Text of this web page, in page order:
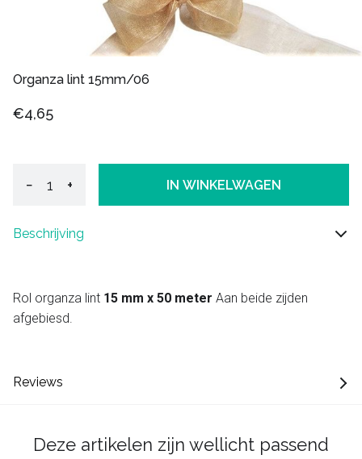
Organza lint 15mm/06
€4,65
− + IN WINKELWAGEN
Beschrijving
Rol organza lint 15 mm x 50 meter Aan beide zijden
afgebiesd.
Reviews
Deze artikelen zijn wellicht passend